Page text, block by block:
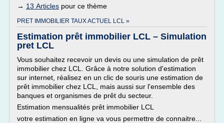
→ 13 Articles pour ce thème
PRET IMMOBILIER TAUX ACTUEL LCL »
Estimation prêt immobilier LCL – Simulation
pret LCL
Vous souhaitez recevoir un devis ou une simulation de prêt
immobilier chez LCL. Grâce à notre solution d'estimation
sur internet, réalisez en un clic de souris une estimation de
prêt immobilier chez LCL, mais aussi sur l'ensemble des
banques et organismes de prêt du secteur.
Estimation mensualités prêt immobilier LCL
votre estimation en ligne va vous permettre de connaitre...